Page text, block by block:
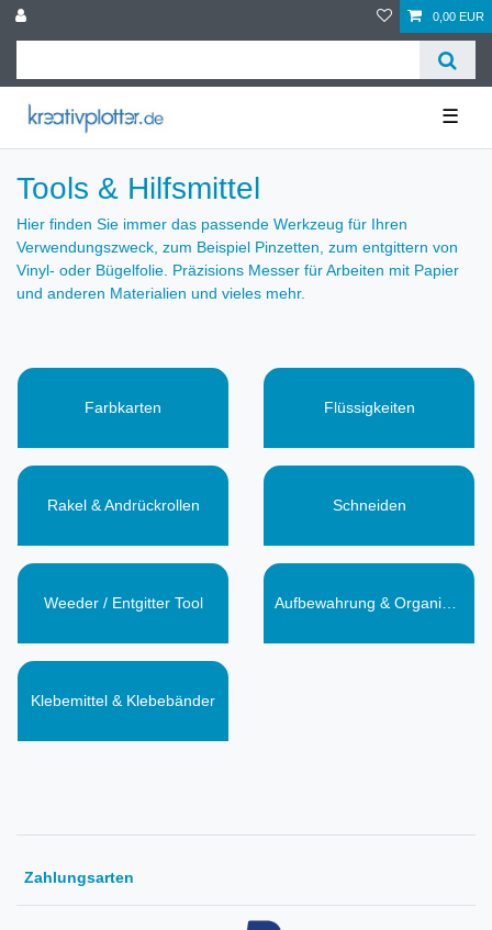
0,00 EUR
☰
Tools & Hilfsmittel
Hier finden Sie immer das passende Werkzeug für Ihren
Verwendungszweck, zum Beispiel Pinzetten, zum entgittern von
Vinyl- oder Bügelfolie. Präzisions Messer für Arbeiten mit Papier
und anderen Materialien und vieles mehr.
Farbkarten Flüssigkeiten
Rakel & Andrückrollen Schneiden
Weeder / Entgitter Tool
Klebemittel & Klebebänder
Zahlungsarten